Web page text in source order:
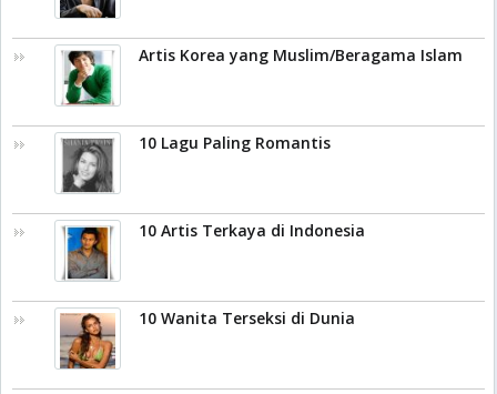
Artis Korea yang Muslim/Beragama Islam
10 Lagu Paling Romantis
10 Artis Terkaya di Indonesia
10 Wanita Terseksi di Dunia